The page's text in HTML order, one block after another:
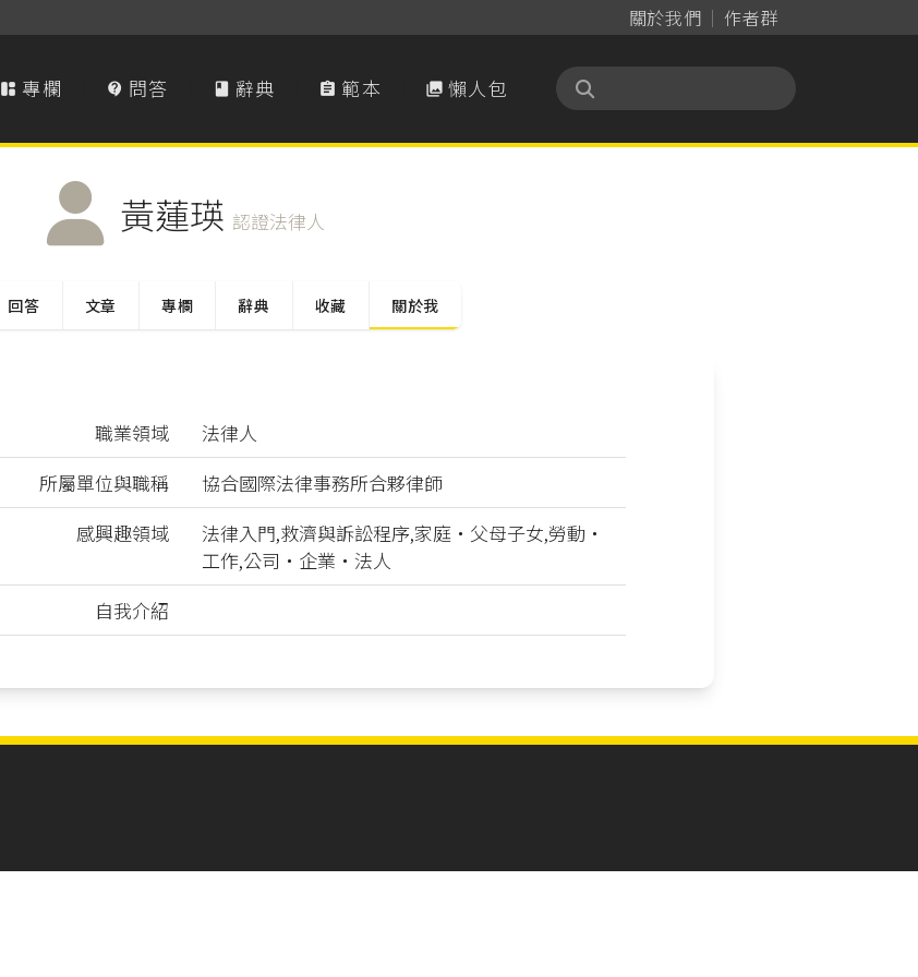
關於我們 作者群
 專欄  問答  辭典  範本  懶人包
黃蓮瑛 認證法律人
回答 文章 專欄 辭典 收藏 關於我
職業領域
法律人
所屬單位與職稱
協合國際法律事務所合夥律師
感興趣領域
法律入門,救濟與訴訟程序,家庭‧父母子女,勞動‧
工作,公司‧企業‧法人
自我介紹